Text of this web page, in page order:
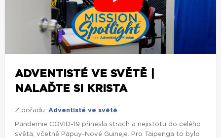
ADVENTISTÉ VE SVĚTĚ |
NALAĎTE SI KRISTA
Z pořadu: Adventisté ve světě
Pandemie COVID-19 přinesla strach a nejistotu do celého
světa, včetně Papuy-Nové Guineje. Pro Taipenga to bylo